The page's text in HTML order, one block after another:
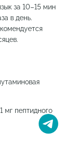
за 10–15 мин
в день.
мг пептидного